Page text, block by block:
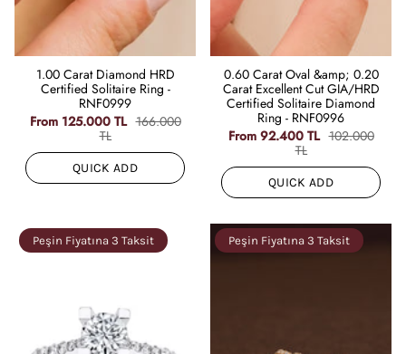
1.00 Carat Diamond HRD
Certified Solitaire Ring -
RNF0999
From125.000 TL 166.000
TL
QUICK ADD
0.60 Carat Oval &amp; 0.20
Carat Excellent Cut GIA/HRD
Certified Solitaire Diamond
Ring - RNF0996
From92.400 TL 102.000
TL
QUICK ADD
Peşin Fiyatına 3 Taksit Peşin Fiyatına 3 Taksit